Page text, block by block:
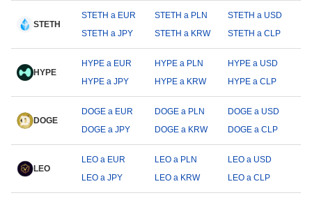
STETH
STETH a EUR STETH a PLN
STETH a USD
STETH a JPY
STETH a KRW STETH a CLP
HYPE
HYPE a EUR HYPE a PLN
HYPE a USD
HYPE a JPY
HYPE a KRW HYPE a CLP
DOGE
DOGE a EUR DOGE a PLN
DOGE a USD
DOGE a JPY
DOGE a KRW DOGE a CLP
LEO
LEO a EUR LEO a PLN
LEO a USD
LEO a JPY
LEO a KRW LEO a CLP